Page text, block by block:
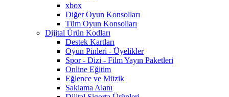
xbox
Diğer Oyun Konsolları
Tüm Oyun Konsolları
Dijital Ürün Kodları
Destek Kartları
Oyun Pinleri - Üyelikler
Spor - Dizi - Film Yayın Paketleri
Online Eğitim
Eğlence ve Müzik
Saklama Alanı